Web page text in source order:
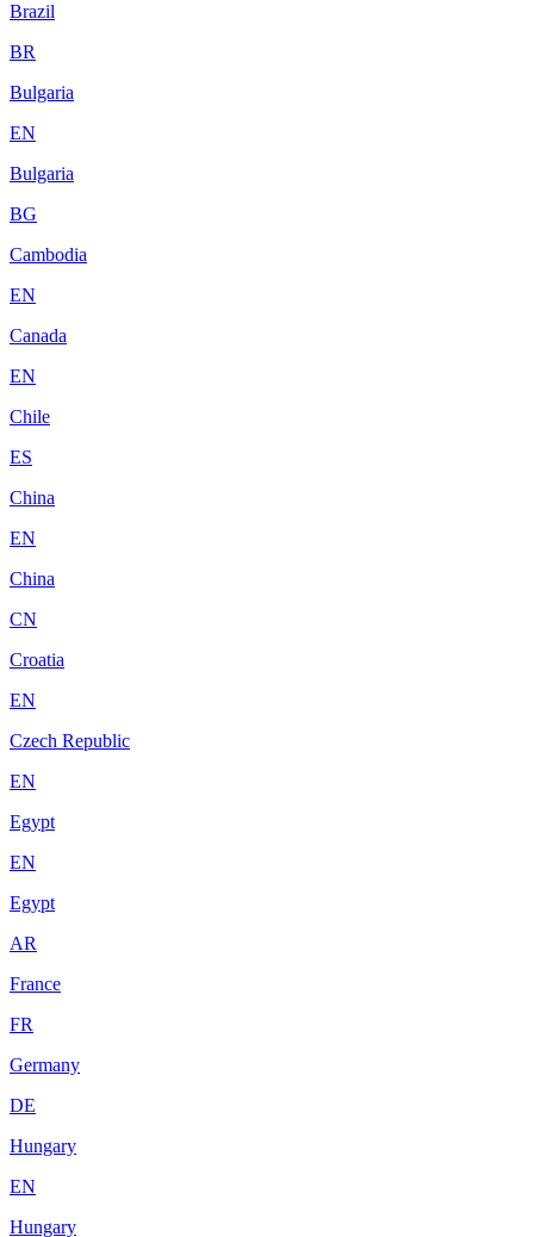
Brazil
BR
Bulgaria
EN
Bulgaria
BG
Cambodia
EN
Canada
EN
Chile
ES
China
EN
China
CN
Croatia
EN
Czech Republic
EN
Egypt
EN
Egypt
AR
France
FR
Germany
DE
Hungary
EN
Hungary